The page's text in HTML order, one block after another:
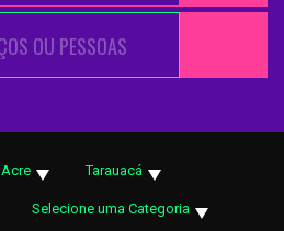
Acre Tarauacá
Selecione uma Categoria